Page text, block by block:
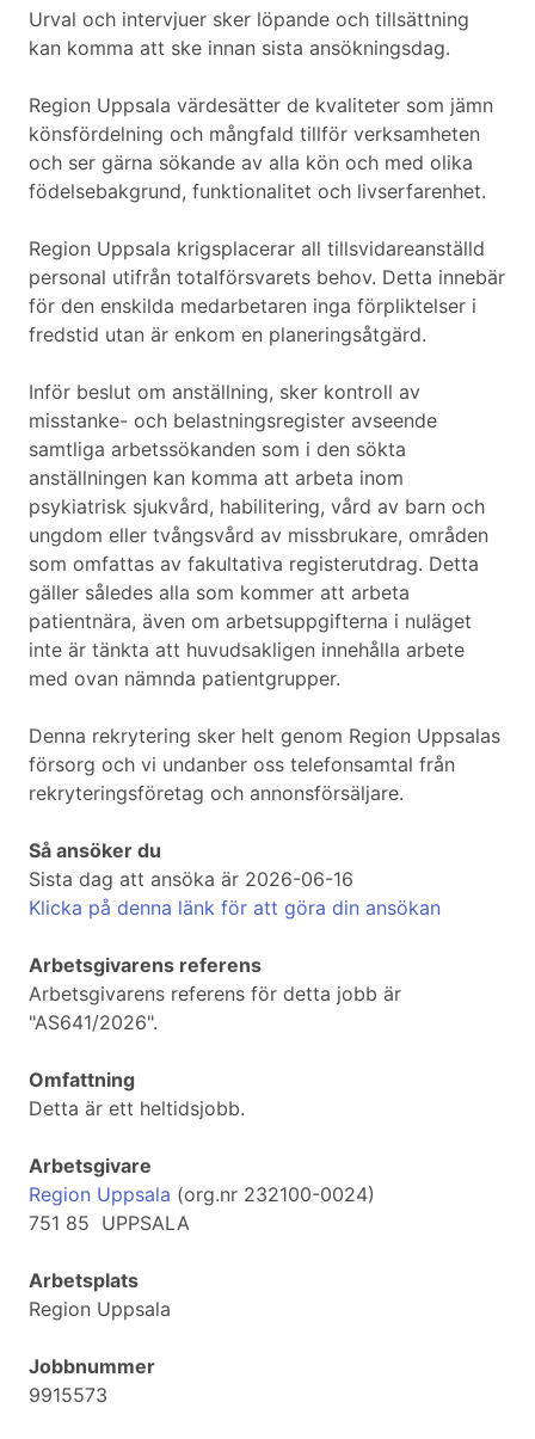
Urval och intervjuer sker löpande och tillsättning
kan komma att ske innan sista ansökningsdag.
Region Uppsala värdesätter de kvaliteter som jämn
könsfördelning och mångfald tillför verksamheten
och ser gärna sökande av alla kön och med olika
födelsebakgrund, funktionalitet och livserfarenhet.
Region Uppsala krigsplacerar all tillsvidareanställd
personal utifrån totalförsvarets behov. Detta innebär
för den enskilda medarbetaren inga förpliktelser i
fredstid utan är enkom en planeringsåtgärd.
Inför beslut om anställning, sker kontroll av
misstanke- och belastningsregister avseende
samtliga arbetssökanden som i den sökta
anställningen kan komma att arbeta inom
psykiatrisk sjukvård, habilitering, vård av barn och
ungdom eller tvångsvård av missbrukare, områden
som omfattas av fakultativa registerutdrag. Detta
gäller således alla som kommer att arbeta
patientnära, även om arbetsuppgifterna i nuläget
inte är tänkta att huvudsakligen innehålla arbete
med ovan nämnda patientgrupper.
Denna rekrytering sker helt genom Region Uppsalas
försorg och vi undanber oss telefonsamtal från
rekryteringsföretag och annonsförsäljare.
Så ansöker du
Sista dag att ansöka är 2026-06-16
Klicka på denna länk för att göra din ansökan
Arbetsgivarens referens
Arbetsgivarens referens för detta jobb är
"AS641/2026".
Omfattning
Detta är ett heltidsjobb.
Arbetsgivare
Region Uppsala (org.nr 232100-0024)
751 85 UPPSALA
Arbetsplats
Region Uppsala
Jobbnummer
9915573